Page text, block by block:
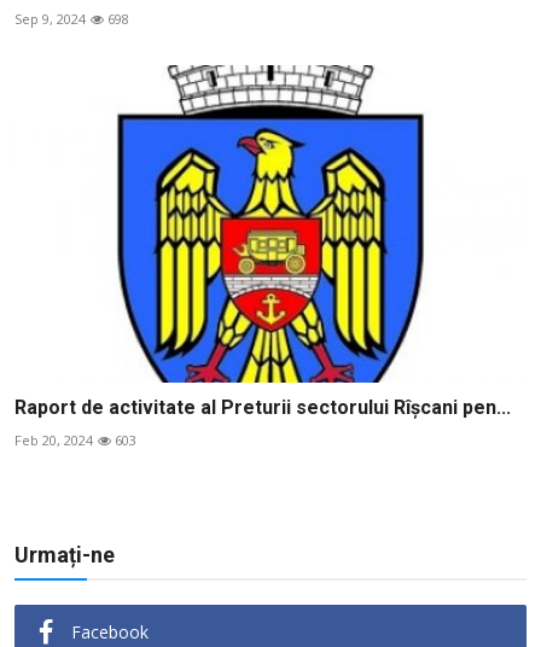
Sep 9, 2024 698
Raport de activitate al Preturii sectorului Rîșcani pen...
Feb 20, 2024 603
Urmați-ne
Facebook